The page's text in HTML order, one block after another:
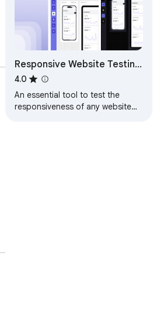
Responsive Website Testing
Toolkit - Multiple Viewport
Simulator
4.0
An essential tool to test the
responsiveness of any website